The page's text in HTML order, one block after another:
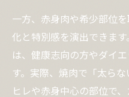
焼肉で人気のヘ
焼肉の夕飯に
夕飯におすすめの
焼肉の夕飯に最
一方、赤身肉や希少部位
化と特別感を演出できま
は、健康志向の方やダイ
す。実際、焼肉で「太ら
ヒレや赤身中心の部位で